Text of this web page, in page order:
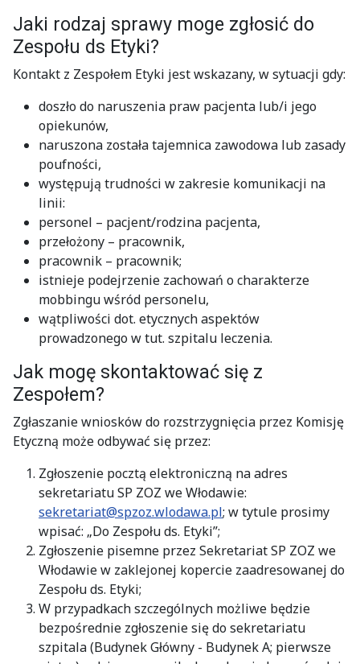
Jaki rodzaj sprawy moge zgłosić do
Zespołu ds Etyki?
Kontakt z Zespołem Etyki jest wskazany, w sytuacji gdy:
doszło do naruszenia praw pacjenta lub/i jego
opiekunów,
naruszona została tajemnica zawodowa lub zasady
poufności,
występują trudności w zakresie komunikacji na
linii:
personel – pacjent/rodzina pacjenta,
przełożony – pracownik,
pracownik – pracownik;
istnieje podejrzenie zachowań o charakterze
mobbingu wśród personelu,
wątpliwości dot. etycznych aspektów
prowadzonego w tut. szpitalu leczenia.
Jak mogę skontaktować się z
Zespołem?
Zgłaszanie wniosków do rozstrzygnięcia przez Komisję
Etyczną może odbywać się przez:
Zgłoszenie pocztą elektroniczną na adres
sekretariatu SP ZOZ we Włodawie:
sekretariat@spzoz.wlodawa.pl; w tytule prosimy
wpisać: „Do Zespołu ds. Etyki”;
Zgłoszenie pisemne przez Sekretariat SP ZOZ we
Włodawie w zaklejonej kopercie zaadresowanej do
Zespołu ds. Etyki;
W przypadkach szczególnych możliwe będzie
bezpośrednie zgłoszenie się do sekretariatu
szpitala (Budynek Główny - Budynek A; pierwsze